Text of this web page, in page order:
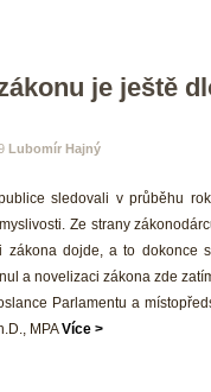
je ještě
Lubomír Hajný
sledovali v průběhu
Ze strany
zákona dojde, a to dokonce
a novelizaci zákona zde
Parlamentu a
MPA Více >